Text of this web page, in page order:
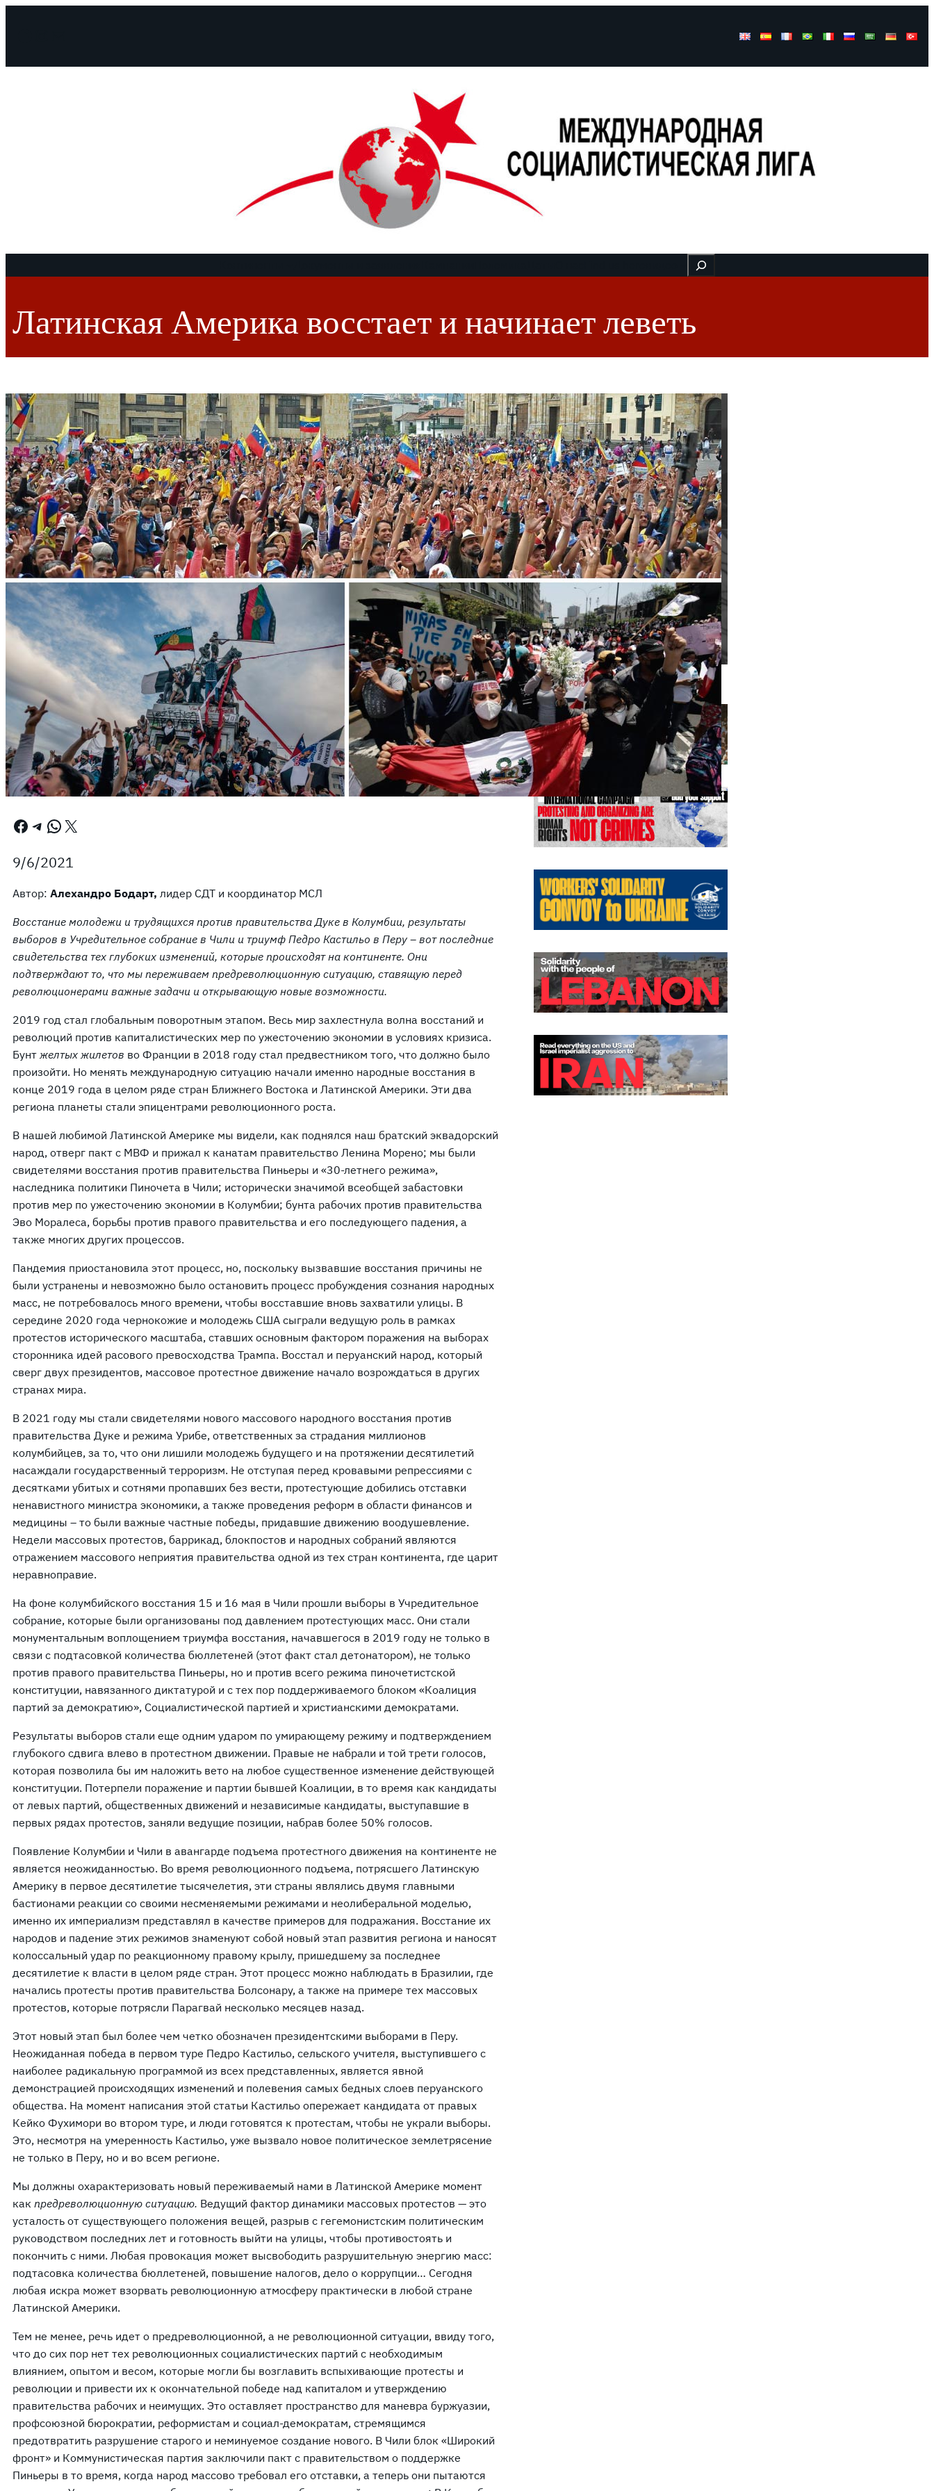
Buscar
Латинская Америка восстает и начинает леветь
Facebook Telegram WhatsApp X
9/6/2021
Автор: Алехандро Бодарт, лидер СДТ и координатор МСЛ
Восстание молодежи и трудящихся против правительства Дуке в Колумбии, результаты
выборов в Учредительное собрание в Чили и триумф Педро Кастильо в Перу – вот последние
свидетельства тех глубоких изменений, которые происходят на континенте. Они
подтверждают то, что мы переживаем предреволюционную ситуацию, ставящую перед
революционерами важные задачи и открывающую новые возможности.
2019 год стал глобальным поворотным этапом. Весь мир захлестнула волна восстаний и
революций против капиталистических мер по ужесточению экономии в условиях кризиса.
Бунт желтых жилетов во Франции в 2018 году стал предвестником того, что должно было
произойти. Но менять международную ситуацию начали именно народные восстания в
конце 2019 года в целом ряде стран Ближнего Востока и Латинской Америки. Эти два
региона планеты стали эпицентрами революционного роста.
В нашей любимой Латинской Америке мы видели, как поднялся наш братский эквадорский
народ, отверг пакт с МВФ и прижал к канатам правительство Ленина Морено; мы были
свидетелями восстания против правительства Пиньеры и «30-летнего режима»,
наследника политики Пиночета в Чили; исторически значимой всеобщей забастовки
против мер по ужесточению экономии в Колумбии; бунта рабочих против правительства
Эво Моралеса, борьбы против правого правительства и его последующего падения, а
также многих других процессов.
Пандемия приостановила этот процесс, но, поскольку вызвавшие восстания причины не
были устранены и невозможно было остановить процесс пробуждения сознания народных
масс, не потребовалось много времени, чтобы восставшие вновь захватили улицы. В
середине 2020 года чернокожие и молодежь США сыграли ведущую роль в рамках
протестов исторического масштаба, ставших основным фактором поражения на выборах
сторонника идей расового превосходства Трампа. Восстал и перуанский народ, который
сверг двух президентов, массовое протестное движение начало возрождаться в других
странах мира.
В 2021 году мы стали свидетелями нового массового народного восстания против
правительства Дуке и режима Урибе, ответственных за страдания миллионов
колумбийцев, за то, что они лишили молодежь будущего и на протяжении десятилетий
насаждали государственный терроризм. Не отступая перед кровавыми репрессиями с
десятками убитых и сотнями пропавших без вести, протестующие добились отставки
ненавистного министра экономики, а также проведения реформ в области финансов и
медицины – то были важные частные победы, придавшие движению воодушевление.
Недели массовых протестов, баррикад, блокпостов и народных собраний являются
отражением массового неприятия правительства одной из тех стран континента, где царит
неравноправие.
На фоне колумбийского восстания 15 и 16 мая в Чили прошли выборы в Учредительное
собрание, которые были организованы под давлением протестующих масс. Они стали
монументальным воплощением триумфа восстания, начавшегося в 2019 году не только в
связи с подтасовкой количества бюллетеней (этот факт стал детонатором), не только
против правого правительства Пиньеры, но и против всего режима пиночетистской
конституции, навязанного диктатурой и с тех пор поддерживаемого блоком «Коалиция
партий за демократию», Социалистической партией и христианскими демократами.
Результаты выборов стали еще одним ударом по умирающему режиму и подтверждением
глубокого сдвига влево в протестном движении. Правые не набрали и той трети голосов,
которая позволила бы им наложить вето на любое существенное изменение действующей
конституции. Потерпели поражение и партии бывшей Коалиции, в то время как кандидаты
от левых партий, общественных движений и независимые кандидаты, выступавшие в
первых рядах протестов, заняли ведущие позиции, набрав более 50% голосов.
Появление Колумбии и Чили в авангарде подъема протестного движения на континенте не
является неожиданностью. Во время революционного подъема, потрясшего Латинскую
Америку в первое десятилетие тысячелетия, эти страны являлись двумя главными
бастионами реакции со своими несменяемыми режимами и неолиберальной моделью,
именно их империализм представлял в качестве примеров для подражания. Восстание их
народов и падение этих режимов знаменуют собой новый этап развития региона и наносят
колоссальный удар по реакционному правому крылу, пришедшему за последнее
десятилетие к власти в целом ряде стран. Этот процесс можно наблюдать в Бразилии, где
начались протесты против правительства Болсонару, а также на примере тех массовых
протестов, которые потрясли Парагвай несколько месяцев назад.
Этот новый этап был более чем четко обозначен президентскими выборами в Перу.
Неожиданная победа в первом туре Педро Кастильо, сельского учителя, выступившего с
наиболее радикальную программой из всех представленных, является явной
демонстрацией происходящих изменений и полевения самых бедных слоев перуанского
общества. На момент написания этой статьи Кастильо опережает кандидата от правых
Кейко Фухимори во втором туре, и люди готовятся к протестам, чтобы не украли выборы.
Это, несмотря на умеренность Кастильо, уже вызвало новое политическое землетрясение
не только в Перу, но и во всем регионе.
Мы должны охарактеризовать новый переживаемый нами в Латинской Америке момент
как предреволюционную ситуацию. Ведущий фактор динамики массовых протестов — это
усталость от существующего положения вещей, разрыв с гегемонистским политическим
руководством последних лет и готовность выйти на улицы, чтобы противостоять и
покончить с ними. Любая провокация может высвободить разрушительную энергию масс:
подтасовка количества бюллетеней, повышение налогов, дело о коррупции… Сегодня
любая искра может взорвать революционную атмосферу практически в любой стране
Латинской Америки.
Тем не менее, речь идет о предреволюционной, а не революционной ситуации, ввиду того,
что до сих пор нет тех революционных социалистических партий с необходимым
влиянием, опытом и весом, которые могли бы возглавить вспыхивающие протесты и
революции и привести их к окончательной победе над капиталом и утверждению
правительства рабочих и неимущих. Это оставляет пространство для маневра буржуазии,
профсоюзной бюрократии, реформистам и социал-демократам, стремящимся
предотвратить разрушение старого и неминуемое создание нового. В Чили блок «Широкий
фронт» и Коммунистическая партия заключили пакт с правительством о поддержке
Пиньеры в то время, когда народ массово требовал его отставки, а теперь они пытаются
Предыдущие выпуски